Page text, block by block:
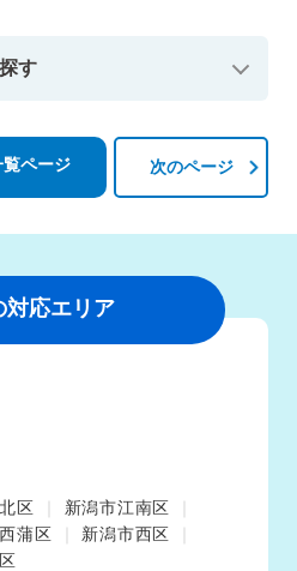
す
覧ページ 次のページ
対応エリア
区
新潟市江南区
蒲区
新潟市西区